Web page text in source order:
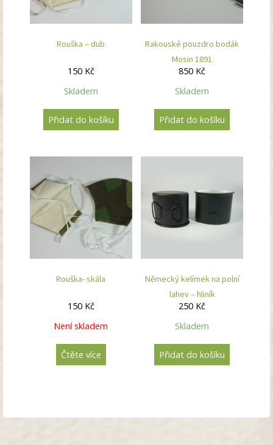
Rouška – dub
150 Kč
Skladem
Přidat do košíku
Rakouské pouzdro bodák
Mosin 1891
850 Kč
Skladem
Přidat do košíku
Rouška- skála
150 Kč
Není skladem
Čtěte více
Německý kelímek na polní
lahev – hliník
250 Kč
Skladem
Přidat do košíku